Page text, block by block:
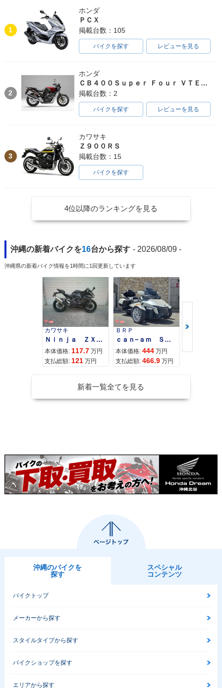
1
ホンダ
ＰＣＸ
掲載台数：105
バイクを探す レビューを見る
2
ホンダ
ＣＢ４００Ｓｕｐｅｒ Ｆｏｕｒ ＶＴＥＣ ＳＰＥＣ３
掲載台数：2
バイクを探す レビューを見る
3
カワサキ
Ｚ９００ＲＳ
掲載台数：15
バイクを探す
4位以降のランキングを見る
沖縄の新着バイクを16台から探す - 2026/08/09 -
沖縄県の新着バイク情報を1時間に1回更新しています
カワサキ
Ｎｉｎｊａ ＺＸ−４Ｒ ＳＥ
本体価格: 117.7 万円
支払総額: 121 万円
ＢＲＰ
ｃａｎ−ａｍ ＳＰＹＤＥＲ ＲＴ ＬＩＭＩＴＥＤ
本体価格: 444 万円
支払総額: 466.9 万円
スズキ
本体価格:
新着一覧全てを見る
沖縄のバイクを
探す
スペシャル
コンテンツ
バイクトップ
メーカーから探す
スタイルタイプから探す
バイクショップを探す
エリアから探す